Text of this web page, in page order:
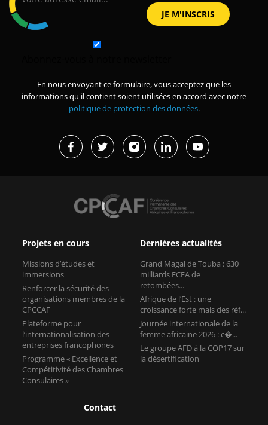
En nous envoyant ce formulaire, vous acceptez que les
informations qu'il contient soient utilisées en accord avec notre
politique de protection des données.
Projets en cours
Missions d’études et
immersions
Renforcer la sécurité des
organisations membres de la
CPCCAF
Plateforme pour
l’internationalisation des
entreprises francophones
Programme « Excellence et
Compétitivité des Chambres
Consulaires »
Dernières actualités
Grand Magal de Touba : 630
milliards FCFA de
retombées...
Afrique de l’Est : une
croissance forte mais des réf...
Journée internationale de la
femme africaine 2026 : c�...
Le groupe AFD à la COP17 sur
la désertification
Contact